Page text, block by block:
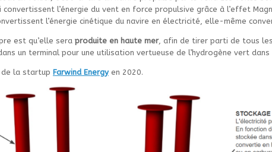
l’énergie du vent en force propulsive grâce à l’effet
l’énergie cinétique du navire en électricité, elle-même
est qu’elle sera produite en haute mer, afin de tirer parti de tous
un terminal pour une utilisation vertueuse de l’hydrogène vert
la startup Farwind Energyen 2020.